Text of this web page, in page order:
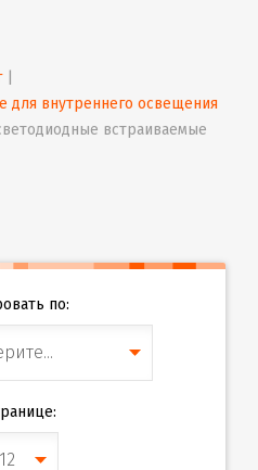
|
для внутреннего освещения
встраиваемые
по:
12